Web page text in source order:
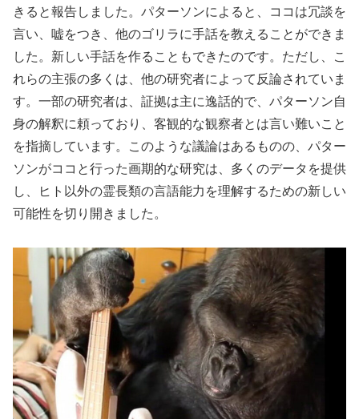
きると報告しました。パターソンによると、ココは冗談を
言い、嘘をつき、他のゴリラに手話を教えることができま
した。新しい手話を作ることもできたのです。ただし、こ
れらの主張の多くは、他の研究者によって反論されていま
す。一部の研究者は、証拠は主に逸話的で、パターソン自
身の解釈に頼っており、客観的な観察者とは言い難いこと
を指摘しています。このような議論はあるものの、パター
ソンがココと行った画期的な研究は、多くのデータを提供
し、ヒト以外の霊長類の言語能力を理解するための新しい
可能性を切り開きました。